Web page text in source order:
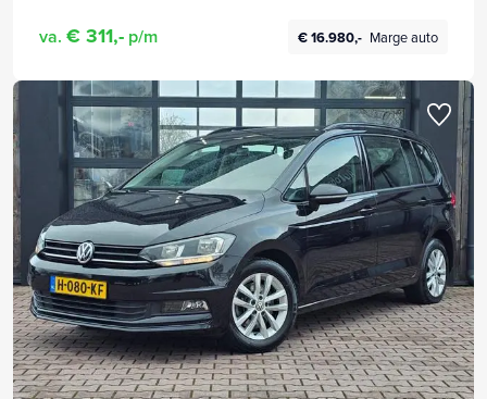
va. € 311,- p/m € 16.980,- Marge auto